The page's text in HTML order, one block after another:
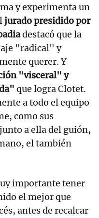
y experimenta un
jurado presidido por
destacó que la
"radical" y
querer. Y
"visceral" y
que logra Clotet.
a todo el equipo
como sus
a ella del guión,
el también
importante tener
el mejor que
antes de recalcar